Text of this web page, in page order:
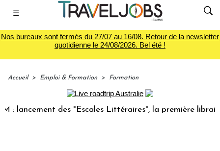
☰
Nos bureaux sont fermés du 27/07 au 16/08. Retour de la newsletter
quotidienne le 24/08/2026. Bel été !
Accueil > Emploi & Formation > Formation
des "Escales Littéraires", la première librairie